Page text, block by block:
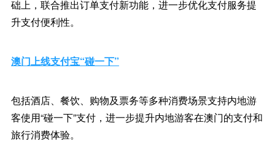
础上，联合推出订单支付新功能，进一步优化支付服务提
升支付便利性。
澳门上线支付宝“碰一下”
包括酒店、餐饮、购物及票务等多种消费场景支持内地游
客使用“碰一下”支付，进一步提升内地游客在澳门的支付和
旅行消费体验。